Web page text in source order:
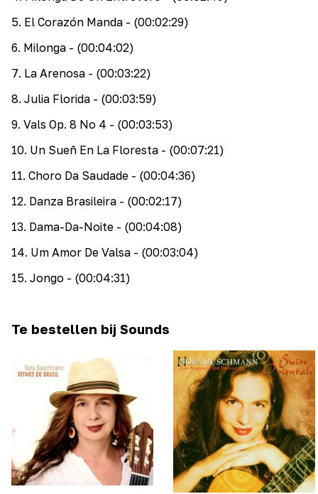
5. El Corazón Manda - (00:02:29)
6. Milonga - (00:04:02)
7. La Arenosa - (00:03:22)
8. Julia Florida - (00:03:59)
9. Vals Op. 8 No 4 - (00:03:53)
10. Un Sueñ En La Floresta - (00:07:21)
11. Choro Da Saudade - (00:04:36)
12. Danza Brasileira - (00:02:17)
13. Dama-Da-Noite - (00:04:08)
14. Um Amor De Valsa - (00:03:04)
15. Jongo - (00:04:31)
Te bestellen bij Sounds